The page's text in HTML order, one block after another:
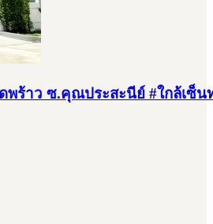
ร้าว ซ.คุณประสะนีย์ #ใกล้เซ็น